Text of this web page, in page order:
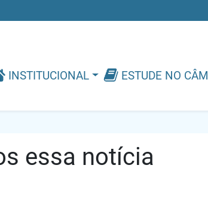
INSTITUCIONAL
ESTUDE NO
essa notícia